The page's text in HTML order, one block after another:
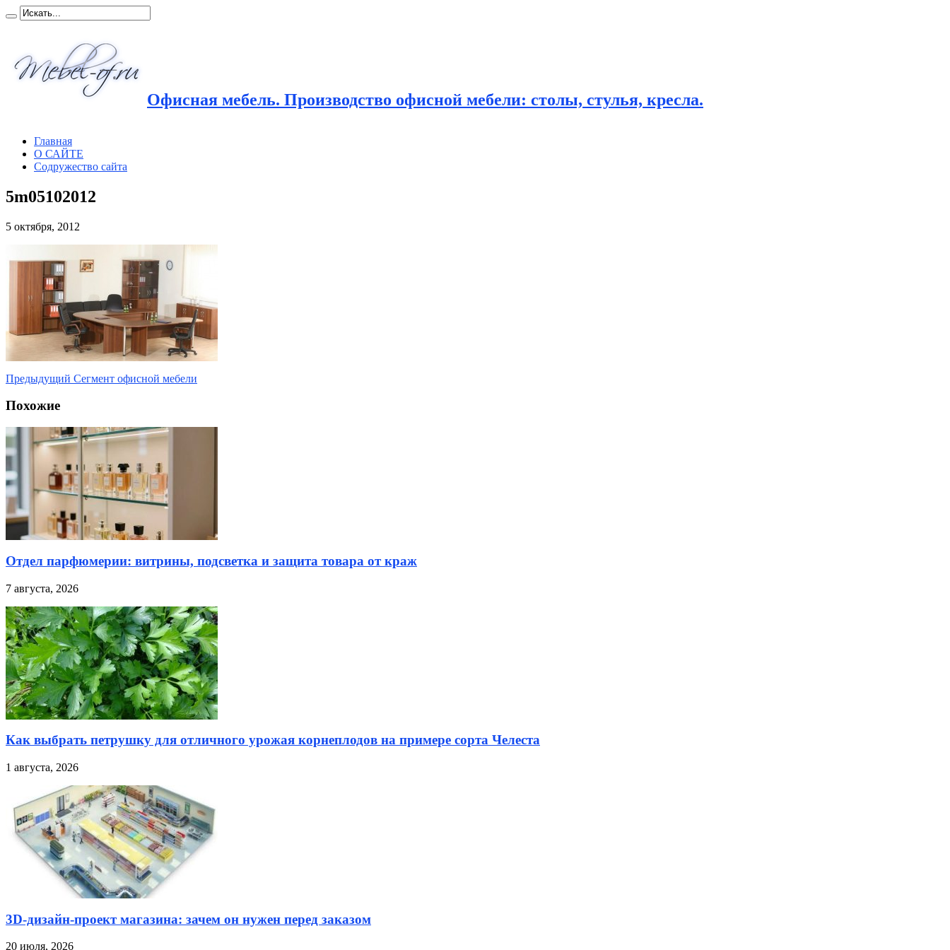
Офисная мебель. Производство офисной мебели: столы, стулья, кресла.
Главная
О САЙТЕ
Содружество сайта
5m05102012
5 октября, 2012
Предыдущий Сегмент офисной мебели
Похожие
Отдел парфюмерии: витрины, подсветка и защита товара от краж
7 августа, 2026
Как выбрать петрушку для отличного урожая корнеплодов на примере сорта Челеста
1 августа, 2026
3D-дизайн-проект магазина: зачем он нужен перед заказом
20 июля, 2026